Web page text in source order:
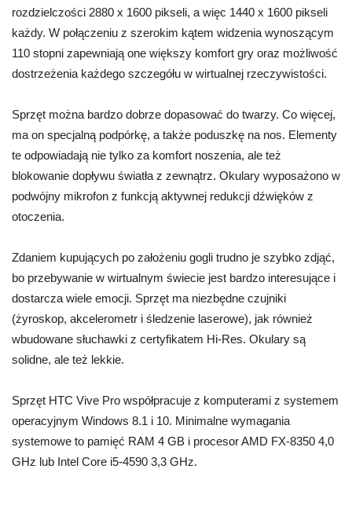
rozdzielczości 2880 x 1600 pikseli, a więc 1440 x 1600 pikseli
każdy. W połączeniu z szerokim kątem widzenia wynoszącym
110 stopni zapewniają one większy komfort gry oraz możliwość
dostrzeżenia każdego szczegółu w wirtualnej rzeczywistości.
Sprzęt można bardzo dobrze dopasować do twarzy. Co więcej,
ma on specjalną podpórkę, a także poduszkę na nos. Elementy
te odpowiadają nie tylko za komfort noszenia, ale też
blokowanie dopływu światła z zewnątrz. Okulary wyposażono w
podwójny mikrofon z funkcją aktywnej redukcji dźwięków z
otoczenia.
Zdaniem kupujących po założeniu gogli trudno je szybko zdjąć,
bo przebywanie w wirtualnym świecie jest bardzo interesujące i
dostarcza wiele emocji. Sprzęt ma niezbędne czujniki
(żyroskop, akcelerometr i śledzenie laserowe), jak również
wbudowane słuchawki z certyfikatem Hi-Res. Okulary są
solidne, ale też lekkie.
Sprzęt HTC Vive Pro współpracuje z komputerami z systemem
operacyjnym Windows 8.1 i 10. Minimalne wymagania
systemowe to pamięć RAM 4 GB i procesor AMD FX-8350 4,0
GHz lub Intel Core i5-4590 3,3 GHz.